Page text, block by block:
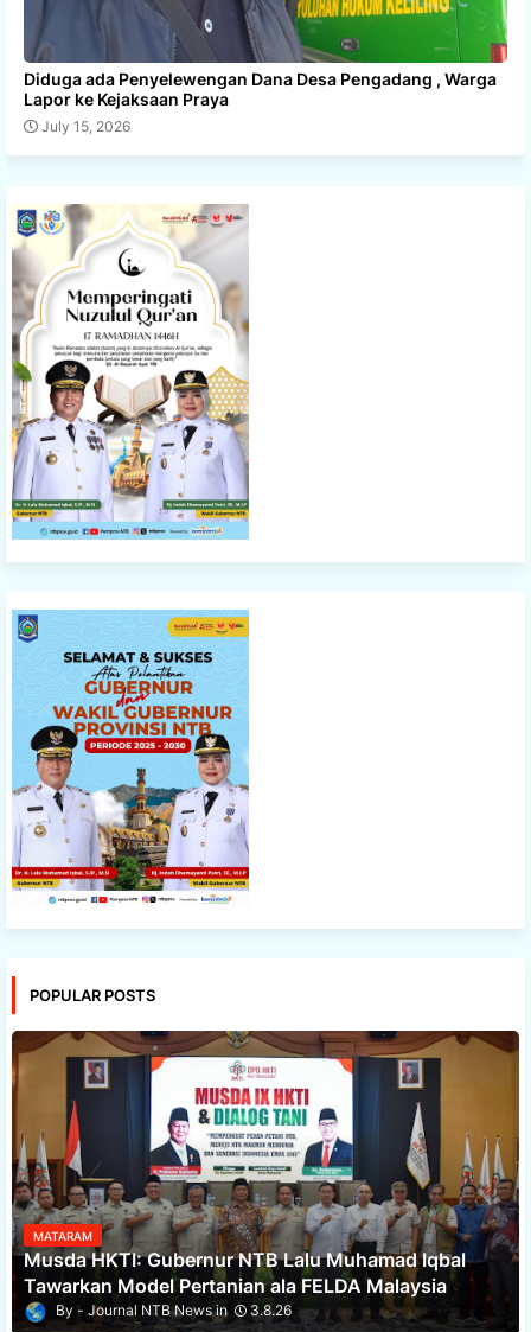
Diduga ada Penyelewengan Dana Desa Pengadang , Warga
Lapor ke Kejaksaan Praya
July 15, 2026
POPULAR POSTS
MATARAM
Musda HKTI: Gubernur NTB Lalu Muhamad Iqbal
Tawarkan Model Pertanian ala FELDA Malaysia
Journal NTB News 3.8.26